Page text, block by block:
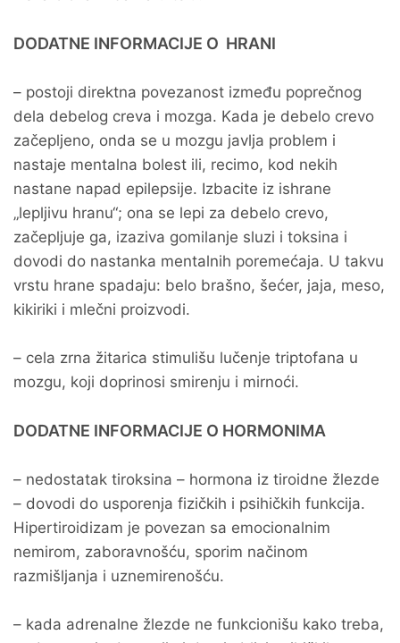
DODATNE INFORMACIJE O HRANI
– postoji direktna povezanost između poprečnog
dela debelog creva i mozga. Kada je debelo crevo
začepljeno, onda se u mozgu javlja problem i
nastaje mentalna bolest ili, recimo, kod nekih
nastane napad epilepsije. Izbacite iz ishrane
„lepljivu hranu“; ona se lepi za debelo crevo,
začepljuje ga, izaziva gomilanje sluzi i toksina i
dovodi do nastanka mentalnih poremećaja. U takvu
vrstu hrane spadaju: belo brašno, šećer, jaja, meso,
kikiriki i mlečni proizvodi.
– cela zrna žitarica stimulišu lučenje triptofana u
mozgu, koji doprinosi smirenju i mirnoći.
DODATNE INFORMACIJE O HORMONIMA
– nedostatak tiroksina – hormona iz tiroidne žlezde
– dovodi do usporenja fizičkih i psihičkih funkcija.
Hipertiroidizam je povezan sa emocionalnim
nemirom, zaboravnošću, sporim načinom
razmišljanja i uznemirenošću.
– kada adrenalne žlezde ne funkcionišu kako treba,